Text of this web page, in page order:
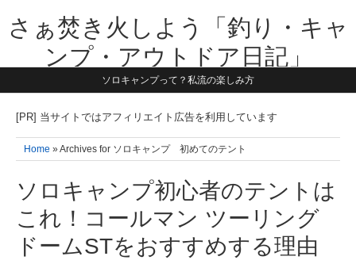
さぁ焚き火しよう「釣り・キャ
ンプ・アウトドア日記」
【テーマは子供と一緒に本気で遊ぶ】1981年うまれ・横浜在住。妻と3
す。同じ世代のお父さんに読んで頂けたら嬉しいです！よろしくお願い
ソロキャンプって？私流の楽しみ方
[PR] 当サイトではアフィリエイト広告を利用しています
Home » Archives for ソロキャンプ 初めてのテント
ソロキャンプ初心者のテントは
これ！コールマン ツーリング
ドームSTをおすすめする理由